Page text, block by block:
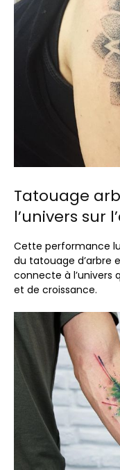
Tatouage
l’univers sur
Cette performance
du tatouage d’arbre
connecte à l’univers
et de croissance.